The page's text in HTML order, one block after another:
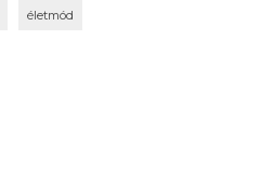
életmód